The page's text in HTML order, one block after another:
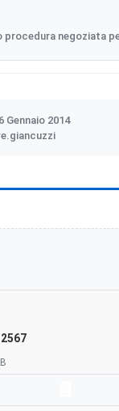
procedura negoziata
Gennaio 2014